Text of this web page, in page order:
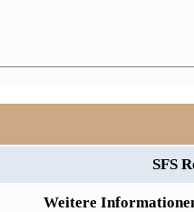
SFS
Weitere